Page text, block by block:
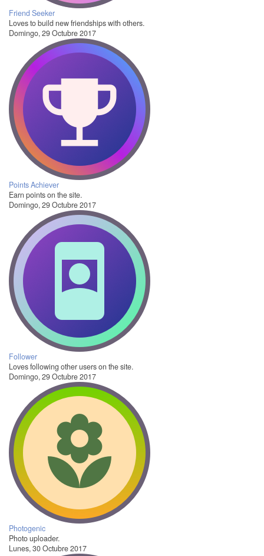
Friend Seeker
Loves to build new friendships with others.
Domingo, 29 Octubre 2017
Points Achiever
Earn points on the site.
Domingo, 29 Octubre 2017
Follower
Loves following other users on the site.
Domingo, 29 Octubre 2017
Photogenic
Photo uploader.
Lunes, 30 Octubre 2017